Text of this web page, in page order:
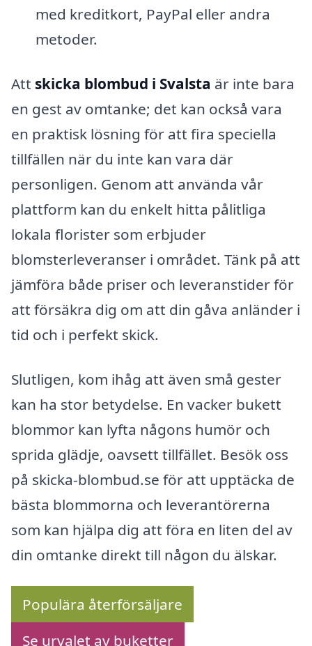
med kreditkort, PayPal eller andra
metoder.
Att skicka blombud i Svalsta är inte bara
en gest av omtanke; det kan också vara
en praktisk lösning för att fira speciella
tillfällen när du inte kan vara där
personligen. Genom att använda vår
plattform kan du enkelt hitta pålitliga
lokala florister som erbjuder
blomsterleveranser i området. Tänk på att
jämföra både priser och leveranstider för
att försäkra dig om att din gåva anländer i
tid och i perfekt skick.
Slutligen, kom ihåg att även små gester
kan ha stor betydelse. En vacker bukett
blommor kan lyfta någons humör och
sprida glädje, oavsett tillfället. Besök oss
på skicka-blombud.se för att upptäcka de
bästa blommorna och leverantörerna
som kan hjälpa dig att föra en liten del av
din omtanke direkt till någon du älskar.
Populära återförsäljare
Se urvalet av buketter